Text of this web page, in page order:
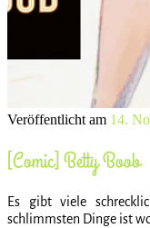
Veröffentlicht am 14.
[Comic] Betty Boob
Es gibt viele
schlimmsten Dinge ist